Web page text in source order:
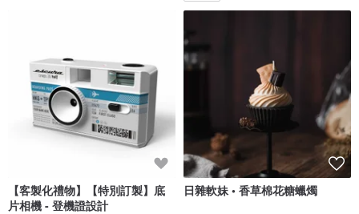
【客製化禮物】【特別訂製】底
片相機 - 登機證設計
日雜軟妹 • 香草棉花糖蠟燭